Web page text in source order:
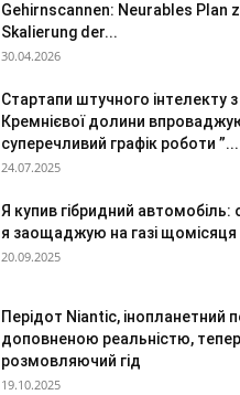
Gehirnscannen: Neurables Plan
Skalierung der...
30.04.2026
Стартапи штучного інтелекту з
Кремнієвої долини
суперечливий графік роботи ”...
24.07.2025
Я купив гібридний автомобіль:
я заощаджую на газі щомісяця
20.09.2025
Перідот Niantic, інопланетний
доповненою реальністю, тепер
розмовляючий гід
19.10.2025